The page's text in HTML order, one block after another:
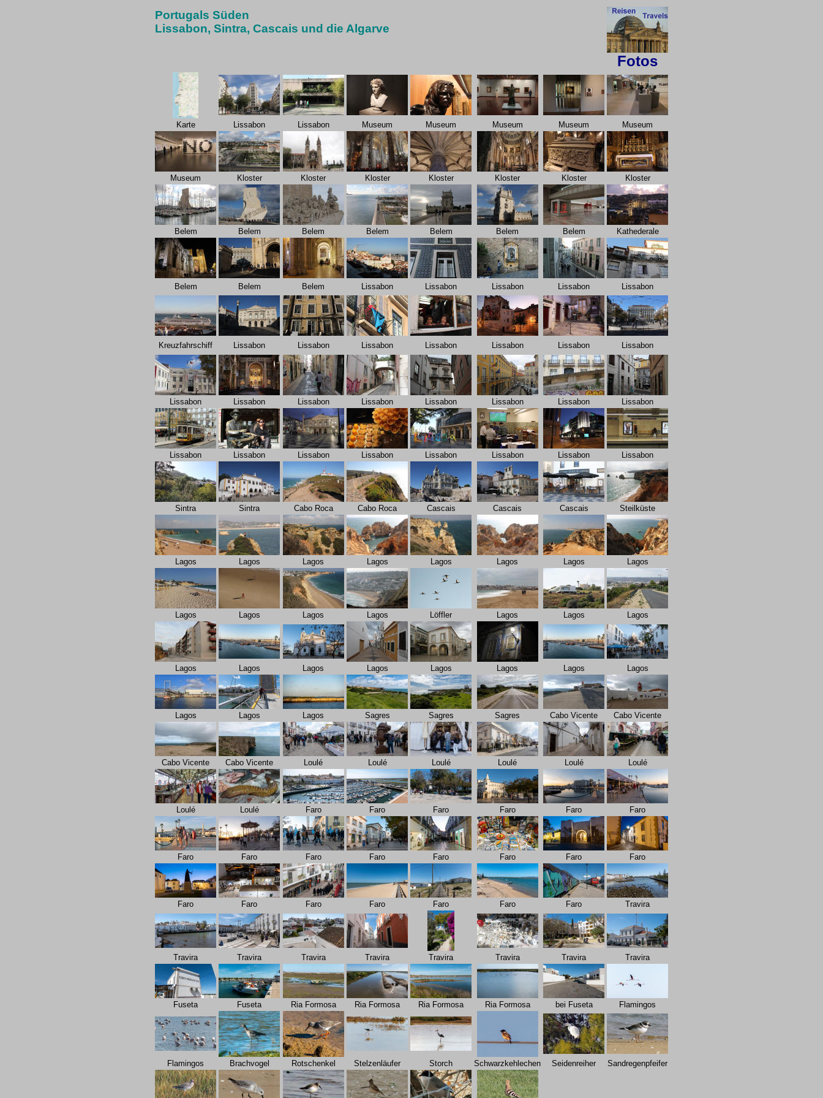
Portugals Süden
Lissabon, Sintra, Cascais und die Algarve
Fotos
Karte Lissabon Lissabon Museum Museum Museum Museum Museum
Museum Kloster Kloster Kloster Kloster Kloster Kloster Kloster
Belem Belem Belem Belem Belem Belem Belem Kathederale
Belem Belem Belem Lissabon Lissabon Lissabon Lissabon Lissabon
Kreuzfahrschiff Lissabon Lissabon Lissabon Lissabon Lissabon Lissabon Lissabon
Lissabon Lissabon Lissabon Lissabon Lissabon Lissabon Lissabon Lissabon
Lissabon Lissabon Lissabon Lissabon Lissabon Lissabon Lissabon Lissabon
Sintra Sintra Cabo Roca Cabo Roca Cascais Cascais Cascais Steilküste
Lagos Lagos Lagos Lagos Lagos Lagos Lagos Lagos
Lagos Lagos Lagos Lagos Löffler Lagos Lagos Lagos
Lagos Lagos Lagos Lagos Lagos Lagos Lagos Lagos
Lagos Lagos Lagos Sagres Sagres Sagres Cabo Vicente Cabo Vicente
Cabo Vicente Cabo Vicente Loulé Loulé Loulé Loulé Loulé Loulé
Loulé Loulé Faro Faro Faro Faro Faro Faro
Faro Faro Faro Faro Faro Faro Faro Faro
Faro Faro Faro Faro Faro Faro Faro Travira
Travira Travira Travira Travira Travira Travira Travira Travira
Fuseta Fuseta Ria Formosa Ria Formosa Ria Formosa Ria Formosa bei Fuseta Flamingos
Flamingos Brachvogel Rotschenkel Stelzenläufer Storch Schwarzkehlechen Seidenreiher Sandregenpfeifer